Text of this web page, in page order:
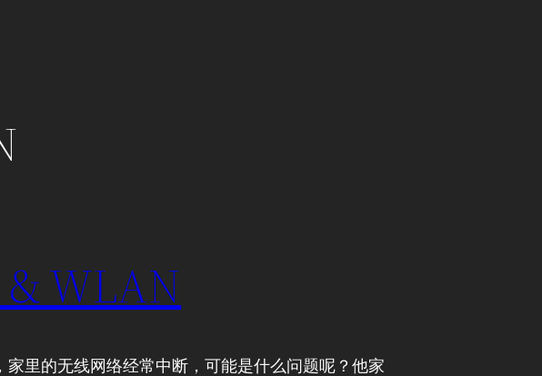
WLAN
里的无线网络经常中断，可能是什么问题呢？他家